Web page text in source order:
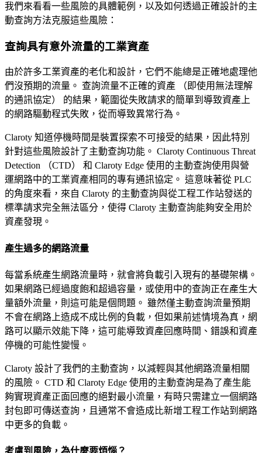
我們來看看一些風險的具體範例，以及如何透過正確設計的主
動查詢方法克服這些風險：
查詢具有意外流量的工業資產
由於許多工業資產的老化和設計，它們不能總是正確地處理他
們沒預期的流量。 查詢流量不正確的資產 （即使用無法理解
的通訊協定） 的結果，範圍從失敗請求的簡單到導致資產上
的網路驅動程式失敗，從而導致異常行為。
Claroty 知道停機時間是裝置探索不可接受的結果，因此特別
針對這些風險設計了主動查詢功能。 Claroty Continuous Threat
Detection （CTD） 和 Claroty Edge 使用的主動查詢使用與營
運網路中的工業資產相同的專有通訊協定。 這意味著從 PLC
的角度來看，來自 Claroty 的主動查詢與從工程工作站發送的
標準請求完全無法區分，使得 Claroty 主動查詢能夠安全用於
資產發現。
產生過多的網路流量
每當系統產生網路流量時，就會將負載引入現有的基礎架構。
如果網路已經過度飽和超過容量，或使用中的查詢正在產生大
量額外流量，則這可能是個問題。 雖然僅主動查詢流量預期
不會在網路上造成不成比例的負載，但如果前述情境為真，網
路可以顯示效能下降，這可能導致資產回應時間、錯誤和資產
停機的可能性變慢。
Claroty 設計了我們的主動查詢，以減輕與其他網路流量相關
的風險。 CTD 和 Claroty Edge 使用的主動查詢是為了產生能
夠實現資產正面回應的絕對最小流量，有時只需建立一個網路
封包即可傳送查詢，且通常不會造成比新增工程工作站到網路
中更多的負載。